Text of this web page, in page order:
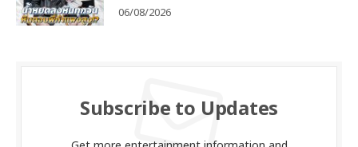
06/08/2026
Subscribe to Updates